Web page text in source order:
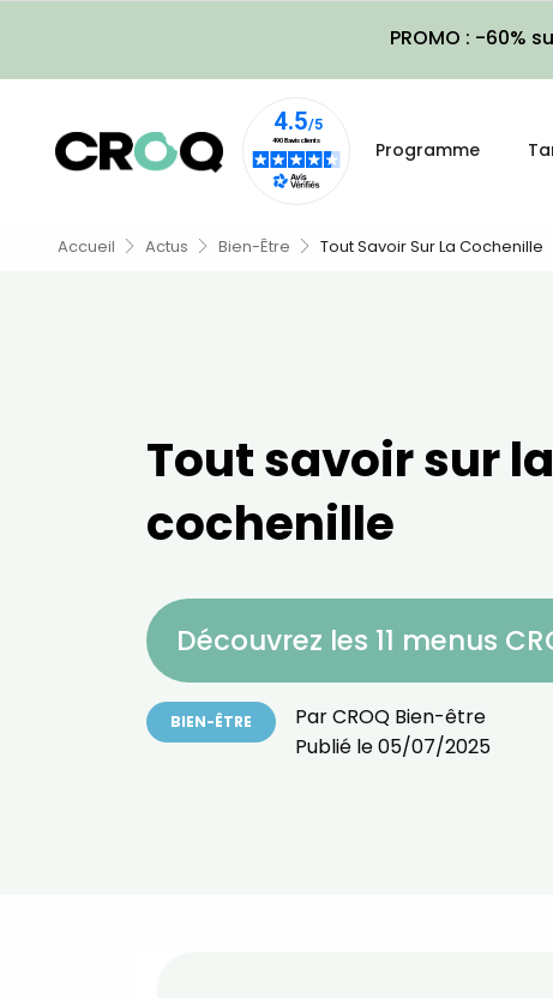
PROMO : -60%
Programme
Accueil Actus Bien-Être Tout Savoir Sur La Cochenille
Tout savoir sur la
cochenille
Découvrez les 11 menus
BIEN-ÊTRE ParCROQ Bien-être
Publié le05/07/2025